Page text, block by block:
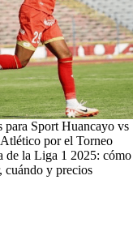
para Sport Huancayo vs
por el Torneo
de la Liga 1 2025: cómo
cuándo y precios